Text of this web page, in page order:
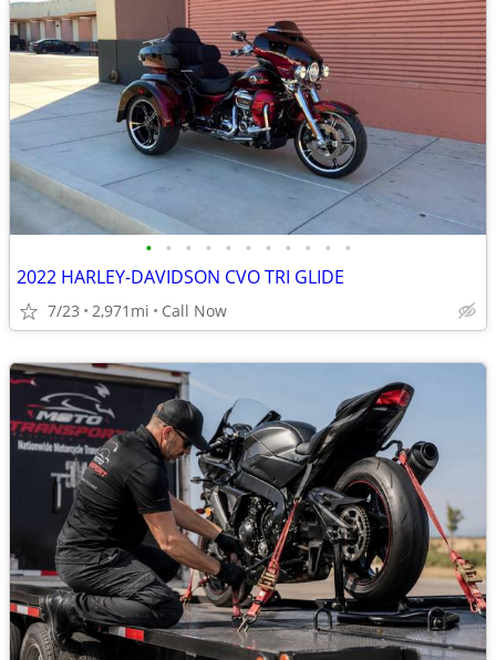
• • • • • • • • • • •
2022 HARLEY-DAVIDSON CVO TRI GLIDE
7/23 2,971mi Call Now